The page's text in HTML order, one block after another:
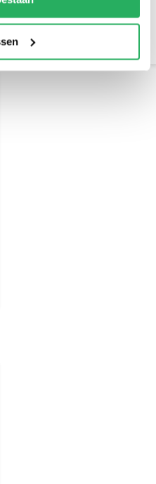
€ 39,95
€ 33,02 Excl. btw